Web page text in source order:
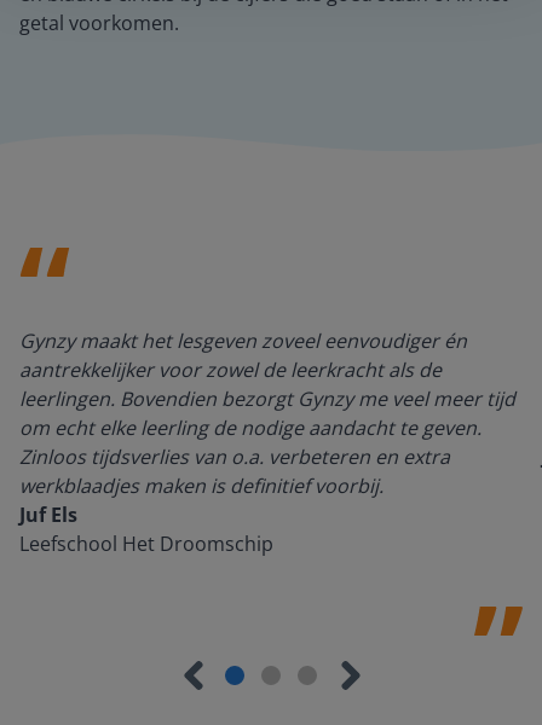
getal voorkomen.
Gynzy maakt het lesgeven zoveel eenvoudiger én
aantrekkelijker voor zowel de leerkracht als de
leerlingen. Bovendien bezorgt Gynzy me veel meer tijd
om echt elke leerling de nodige aandacht te geven.
Zinloos tijdsverlies van o.a. verbeteren en extra
werkblaadjes maken is definitief voorbij.
Juf Els
Leefschool Het Droomschip